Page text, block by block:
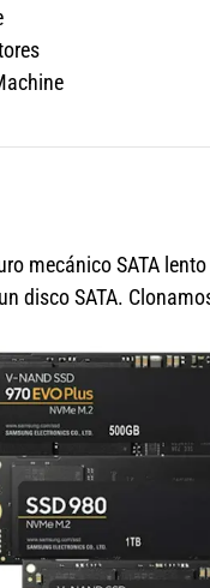
mecánico SATA
disco SATA.